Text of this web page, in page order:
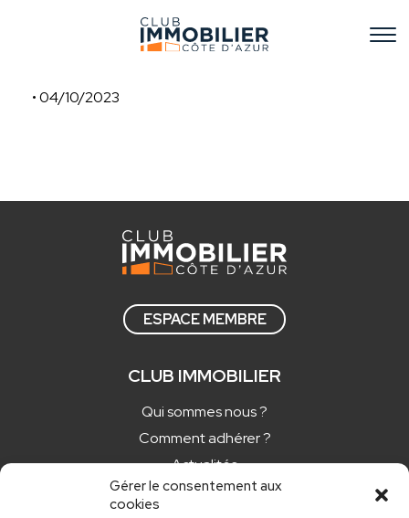
Gérer le consentement aux
cookies
• 04/10/2023
ESPACE MEMBRE
CLUB IMMOBILIER
Qui sommes nous ?
Comment adhérer ?
Actualités
Nos newsletters